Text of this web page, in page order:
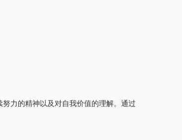
努力的精神以及对自我价值的理解。通过